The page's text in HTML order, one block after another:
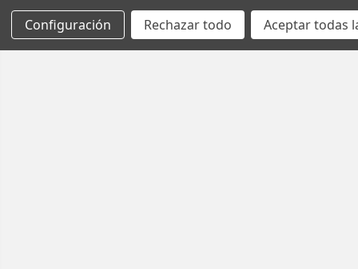
Configuración Rechazar todo Aceptar todas